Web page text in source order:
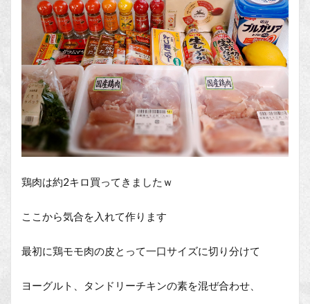
鶏肉は約2キロ買ってきましたｗ
ここから気合を入れて作ります
最初に鶏モモ肉の皮とって一口サイズに切り分けて
ヨーグルト、タンドリーチキンの素を混ぜ合わせ、